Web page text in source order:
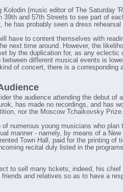
Kolodin (music editor of The Saturday
39th and 57th Streets to see part of
he has probably seen a dress
have to content themselves with
next time around. However, the
by the duplication for, as any eclectic
between different musical events is
of concert, there is a corresponding
the audience attending the debut of
has made no recordings, and has
nor the Moscow Tchaikovsky Prize.
of numerous young musicians who
manner - namely, by means of a
Town Hall, paid for the printing of
recital duly listed in the
to sell many tickets; indeed, his
friends and relatives so as to have a